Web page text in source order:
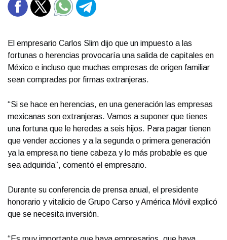
El empresario Carlos Slim dijo que un impuesto a las
fortunas o herencias provocaría una salida de capitales en
México e incluso que muchas empresas de origen familiar
sean compradas por firmas extranjeras.
“Si se hace en herencias, en una generación las empresas
mexicanas son extranjeras. Vamos a suponer que tienes
una fortuna que le heredas a seis hijos. Para pagar tienen
que vender acciones y a la segunda o primera generación
ya la empresa no tiene cabeza y lo más probable es que
sea adquirida”, comentó el empresario.
Durante su conferencia de prensa anual, el presidente
honorario y vitalicio de Grupo Carso y América Móvil explicó
que se necesita inversión.